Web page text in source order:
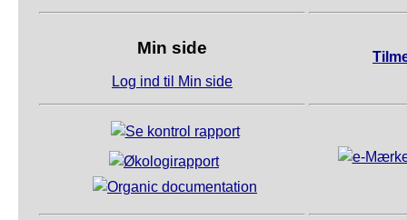
Min side
Log ind til Min side